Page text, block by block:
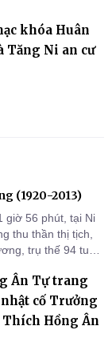
khóa Huân
Tăng Ni an cư
(1920-2013)
giờ 56 phút, tại Ni
thu thần thị tịch,
trụ thế 94 tuổi
Ân Tự trang
cố Trưởng
Hồng Ân